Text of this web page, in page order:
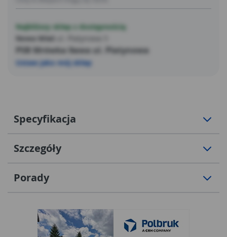
Najbliższy sklep z dostępnością
Nowa Wieś
PSB Mrówka Iława ul. Platynowa
Ustaw jako mój sklep
Specyfikacja
Szczegóły
Porady